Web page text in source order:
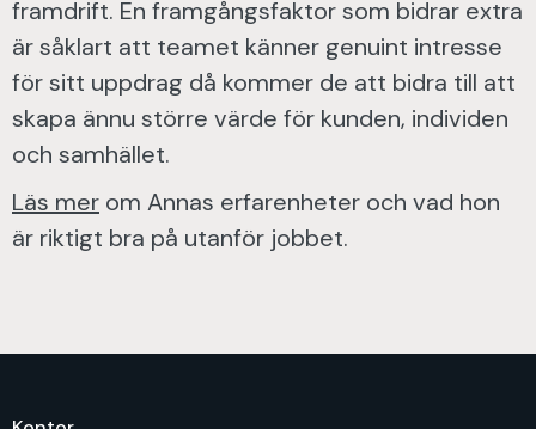
framdrift. En framgångsfaktor som bidrar extra
är såklart att teamet känner genuint intresse
för sitt uppdrag då kommer de att bidra till att
skapa ännu större värde för kunden, individen
och samhället.
Läs mer om Annas erfarenheter och vad hon
är riktigt bra på utanför jobbet.